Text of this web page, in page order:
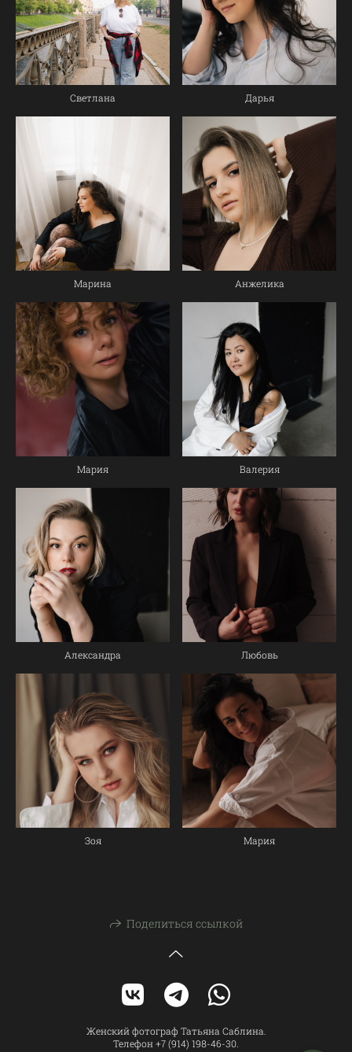
Светлана Дарья
Марина Анжелика
Мария Валерия
Александра Любовь
Зоя Мария
Поделиться ссылкой
Женский фотограф Татьяна Саблина.
Телефон +7 (914) 198-46-30.